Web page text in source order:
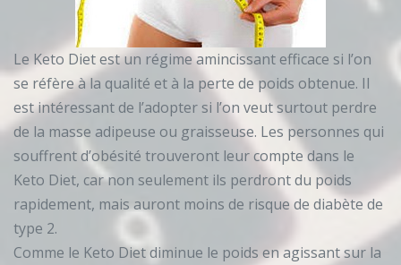
Le Keto Diet est un régime amincissant efficace si l’on
se réfère à la qualité et à la perte de poids obtenue. Il
est intéressant de l’adopter si l’on veut surtout perdre
de la masse adipeuse ou graisseuse. Les personnes qui
souffrent d’obésité trouveront leur compte dans le
Keto Diet, car non seulement ils perdront du poids
rapidement, mais auront moins de risque de diabète de
type 2.
Comme le Keto Diet diminue le poids en agissant sur la